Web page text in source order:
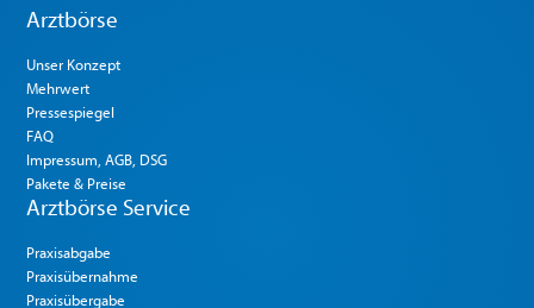
Arztbörse
Unser Konzept
Mehrwert
Pressespiegel
FAQ
Impressum, AGB, DSG
Pakete & Preise
Arztbörse Service
Praxisabgabe
Praxisübernahme
Praxisübergabe